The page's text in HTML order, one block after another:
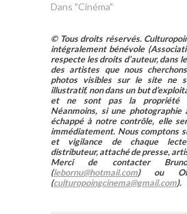
Dans "Cinéma"
© Tous droits réservés.
intégralement bénévole
respecte les droits d’auteur, dans
des artistes que nous
photos visibles sur le site ne
illustratif, non dans un but
et ne sont pas la propriété
Néanmoins, si une
échappé à notre contrôle, elle
immédiatement. Nous comptons
et vigilance de chaque
distributeur, attaché de presse,
Merci de contacter Bruno
(lebornu@hotmail.com) ou
(culturopoingcinema@gmail.com).